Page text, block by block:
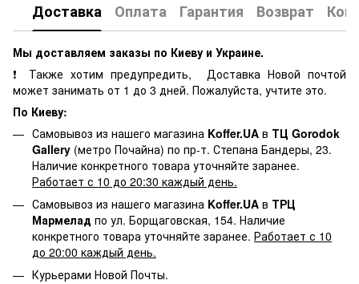
Доставка Оплата Гарантия Возврат
Мы доставляем заказы по Киеву и Украине.
❗ Также хотим предупредить, Доставка Новой почтой
может занимать от 1 до 3 дней. Пожалуйста, учтите это.
По Киеву:
Самовывоз из нашего магазина Koffer.UA в ТЦ Gorodok
Gallery (метро Почайна) по пр-т. Степана Бандеры, 23.
Наличие конкретного товара уточняйте заранее.
Работает с 10 до 20:30 каждый день.
Самовывоз из нашего магазина Koffer.UA в ТРЦ
Мармелад по ул. Борщаговская, 154. Наличие
конкретного товара уточняйте заранее. Работает с 10
до 20:00 каждый день.
Курьерами Новой Почты.